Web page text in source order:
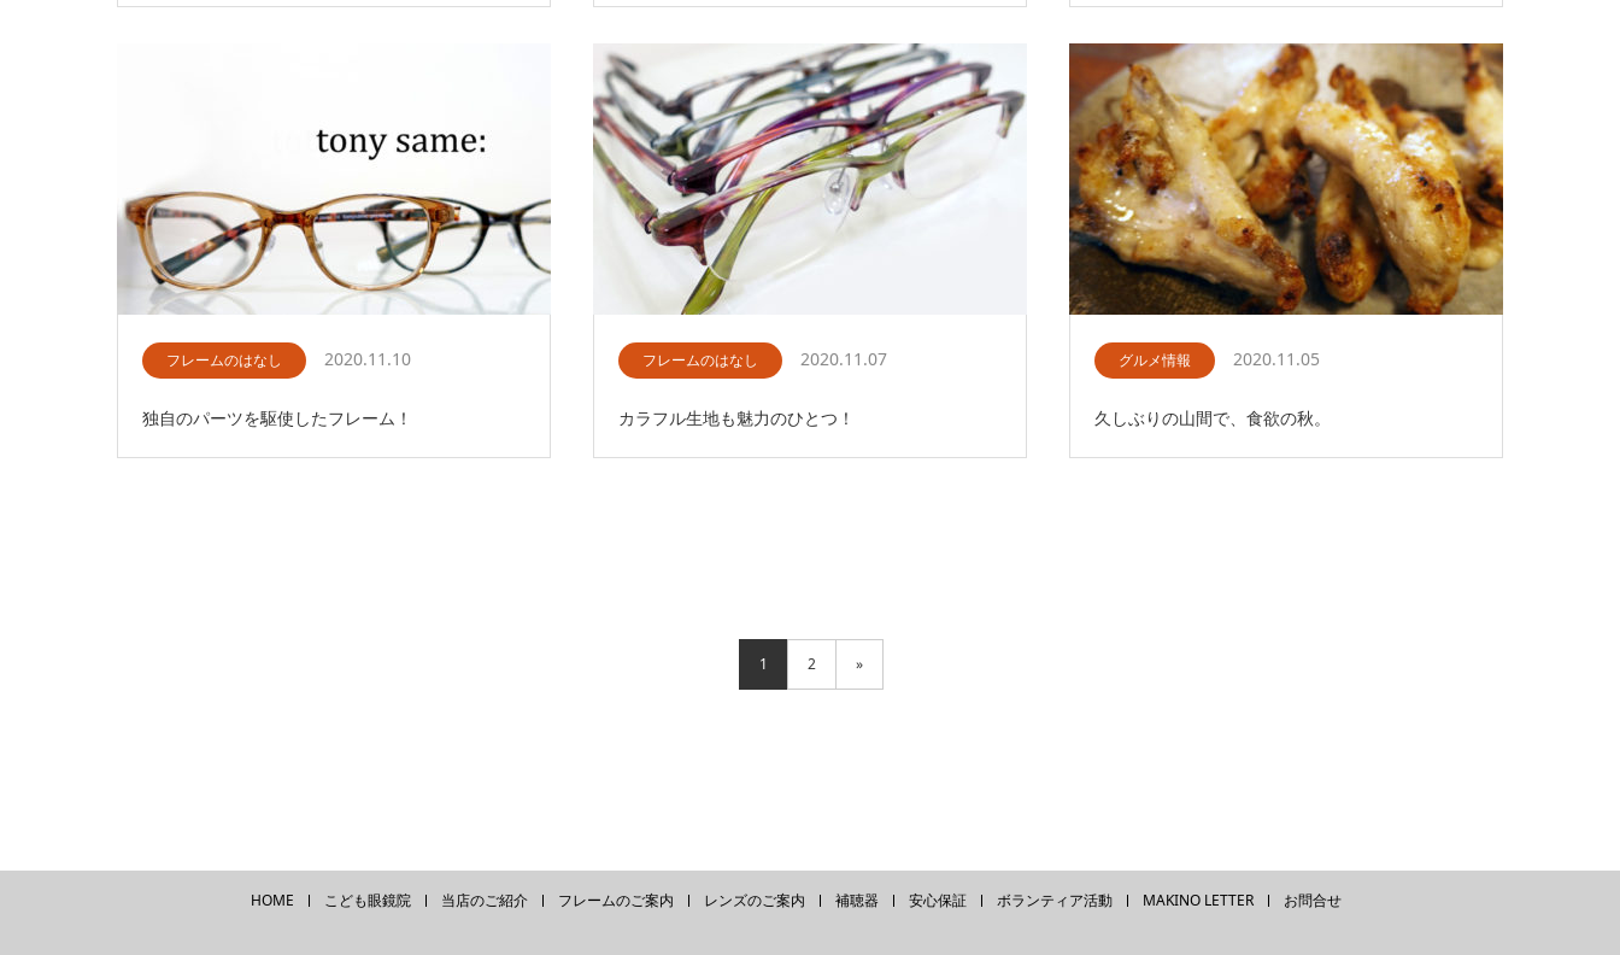
フレームのはなし 2020.11.10
独自のパーツを駆使したフレーム！
フレームのはなし 2020.11.07
カラフル生地も魅力のひとつ！
グルメ情報 2020.11.05
久しぶりの山間で、食欲の秋。
1 2 »
HOME こども眼鏡院 当店のご紹介 フレームのご案内 レンズのご案内 補聴器 安心保証 ボランティア活動 MAKINO LETTER お問合せ